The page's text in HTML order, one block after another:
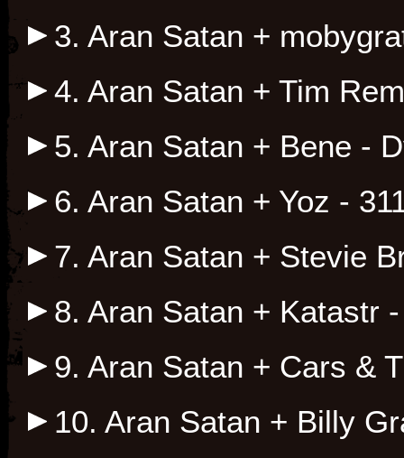
3. Aran Satan +
4. Aran Satan + Tim
5. Aran Satan + Bene -
6. Aran Satan + Yoz -
7. Aran Satan + Stevie
8. Aran Satan + Katastr
9. Aran Satan + Cars &
10. Aran Satan + Billy